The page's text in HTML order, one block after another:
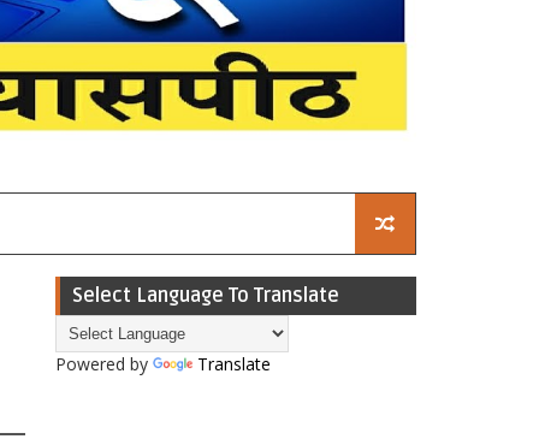
Select Language To Translate
Powered by Translate